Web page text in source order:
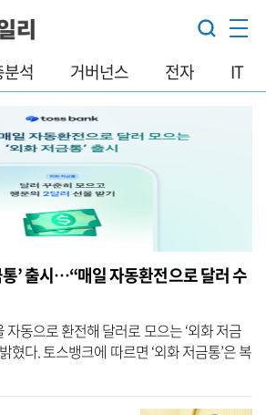
석 거버넌스 전자 IT
’ 출시…“매일 자동환전으로 달러 수
동으로 환전해 달러로 모으는 ‘외화 저금
혔다. 토스뱅크에 따르면 ‘외화 저금통’은 복
1만 원부터 달러를 모을 수 있는 습관형